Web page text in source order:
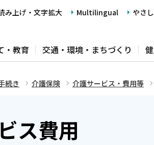
み上げ・文字拡大 Multilingual やさ
・教育 交通・環境・まちづくり
続き 介護保険 介護サービス・費用等
ス費用